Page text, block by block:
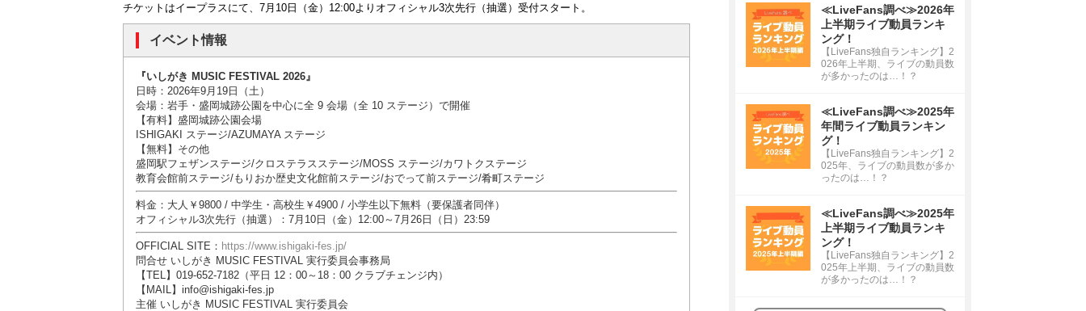
チケットはイープラスにて、7月10日（金）12:00よりオフィシャル3次先行（抽選）受付スタート。
イベント情報
『いしがき MUSIC FESTIVAL 2026』
日時：2026年9月19日（土）
会場：岩手・盛岡城跡公園を中心に全 9 会場（全 10 ステージ）で開催
【有料】盛岡城跡公園会場
ISHIGAKI ステージ/AZUMAYA ステージ
【無料】その他
盛岡駅フェザンステージ/クロステラスステージ/MOSS ステージ/カワトクステージ
教育会館前ステージ/もりおか歴史文化館前ステージ/おでって前ステージ/肴町ステージ
料金：大人￥9800 / 中学生・高校生￥4900 / 小学生以下無料（要保護者同伴）
オフィシャル3次先行（抽選）： 7月10日（金）12:00～7月26日（日）23:59
OFFICIAL SITE： https://www.ishigaki-fes.jp/
問合せ いしがき MUSIC FESTIVAL 実行委員会事務局
【TEL】019-652-7182（平日 12：00～18：00 クラブチェンジ内）
【MAIL】info@ishigaki-fes.jp
主催 いしがき MUSIC FESTIVAL 実行委員会
≪LiveFans調べ≫2026年
上半期ライブ動員ランキ
ング！
【LiveFans独自ランキング】2
026年上半期、ライブの動員数
が多かったのは…！？
≪LiveFans調べ≫2025年
年間ライブ動員ランキン
グ！
【LiveFans独自ランキング】2
025年、ライブの動員数が多か
ったのは…！？
≪LiveFans調べ≫2025年
上半期ライブ動員ランキ
ング！
【LiveFans独自ランキング】2
025年上半期、ライブの動員数
が多かったのは…！？